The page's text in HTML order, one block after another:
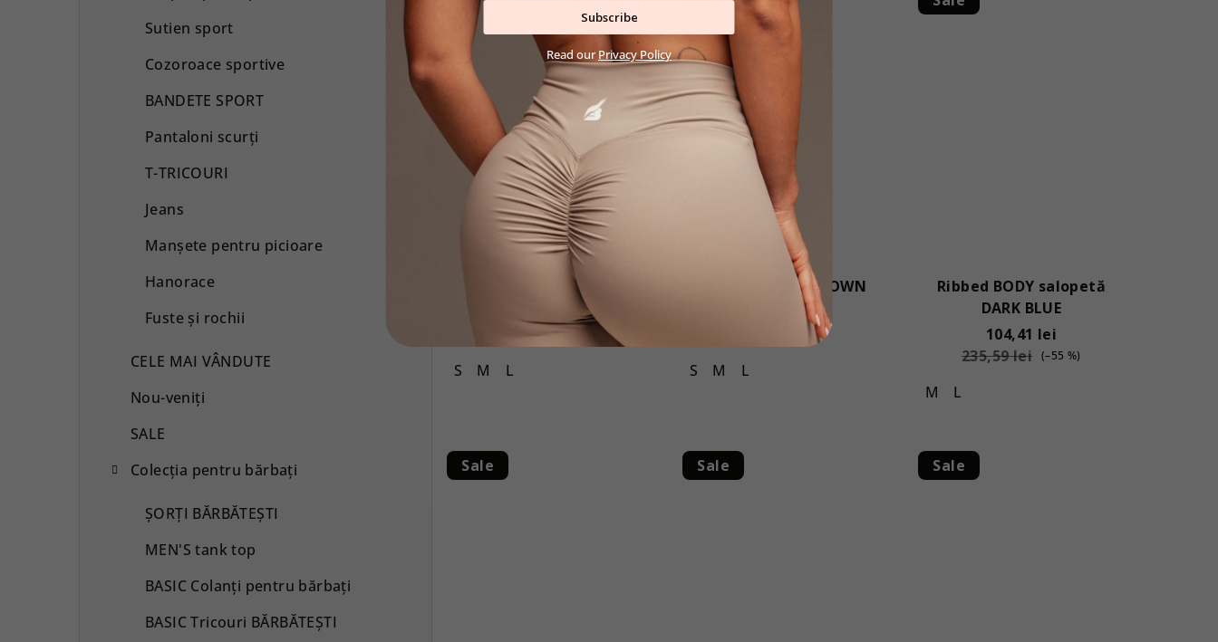
Sutien sport
Cozoroace sportive
BANDETE SPORT
Pantaloni scurţi
T-TRICOURI
Jeans
Manșete pentru picioare
Hanorace
Fuste și rochii
CELE MAI VÂNDUTE
Nou-veniți
SALE
Colecția pentru bărbați
ȘORȚI BĂRBĂTEȘTI
MEN'S tank top
BASIC Colanți pentru bărbați
BASIC Tricouri BĂRBĂTEȘTI
LEO Salopetă BLACK
222,99 lei
S
M L
LEO Salopetă BROWN
222,99 lei
S
M L
Ribbed BODY salopetă
DARK BLUE
104,41 lei
235,59 lei (–55 %)
M L
Sale Sale Sale
Subscribe
Read ourPrivacy Policy